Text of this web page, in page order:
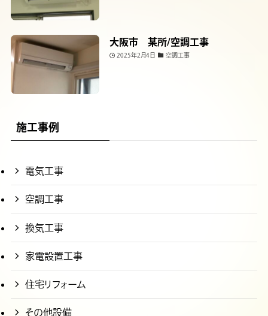
大阪市 某所/空調工事
2025年2月4日 空調工事
施工事例
電気工事
空調工事
換気工事
家電設置工事
住宅リフォーム
その他設備